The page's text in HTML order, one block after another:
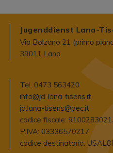
Jugenddienst Lana-
Via Bolzano 21 (primo
39011 Lana
Tel. 0473 563420
info@jd-lana-tisens.it
jd.lana-tisens@pec.it
codice fiscale:
P.IVA: 03336570217
codice destinatario: